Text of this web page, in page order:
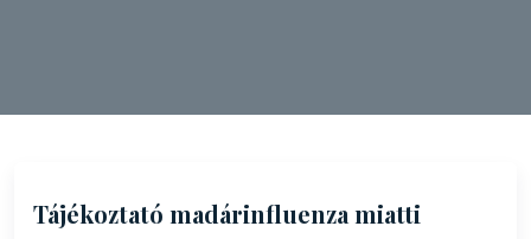
Tájékoztató madárinfluenza miatti